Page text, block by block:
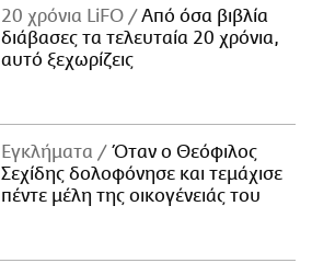
20 χρόνια LiFO
Από όσα βιβλία
διάβασες τα τελευταία 20 χρόνια,
αυτό ξεχωρίζεις
Εγκλήματα
Όταν ο Θεόφιλος
Σεχίδης δολοφόνησε και τεμάχισε
πέντε μέλη της οικογένειάς του